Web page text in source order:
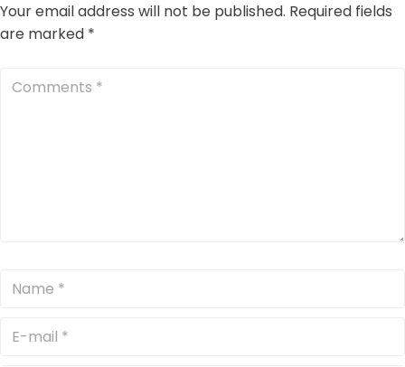
Your email address will not be published. Required fields
are marked *